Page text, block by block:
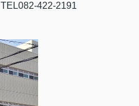
TEL082-422-2191